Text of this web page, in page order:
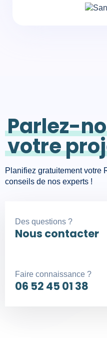
Parlez-
votre
Planifiez gratuitement votre
conseils de nos experts !
Des questions ?
Nous contacter
Faire connaissance ?
06 52 45 01 38